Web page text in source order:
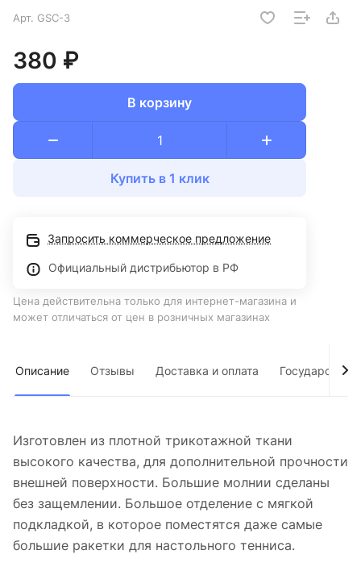
Арт. GSC-3
380 ₽
В корзину
Купить в 1 клик
Запросить коммерческое предложение
Официальный дистрибьютор в РФ
Цена действительна только для интернет-магазина и
может отличаться от цен в розничных магазинах
Описание Отзывы Доставка и оплата
Изготовлен из плотной трикотажной ткани
высокого качества, для дополнительной прочности
внешней поверхности. Большие молнии сделаны
без защемлении. Большое отделение с мягкой
подкладкой, в которое поместятся даже самые
большие ракетки для настольного тенниса.